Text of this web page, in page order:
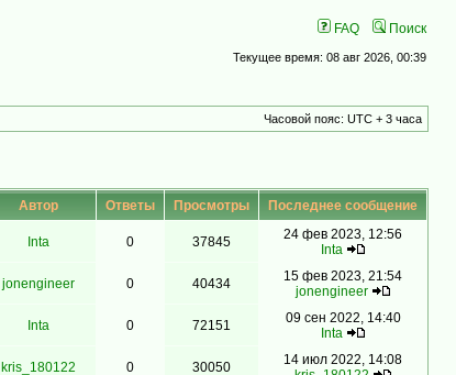
FAQ Поиск
Текущее время: 08 авг 2026, 00:39
Часовой пояс: UTC + 3 часа
Автор Ответы Просмотры Последнее сообщение
Inta 0 37845
24 фев 2023, 12:56
Inta
jonengineer 0 40434
15 фев 2023, 21:54
jonengineer
Inta 0 72151
09 сен 2022, 14:40
Inta
kris_180122 0 30050
14 июл 2022, 14:08